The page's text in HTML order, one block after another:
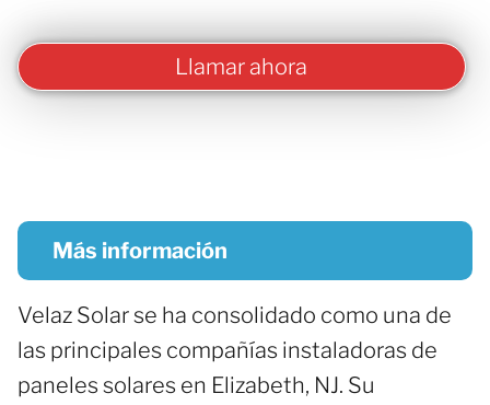
Llamar ahora
Más información
Velaz Solar se ha consolidado como una de
las principales compañías instaladoras de
paneles solares en Elizabeth, NJ. Su